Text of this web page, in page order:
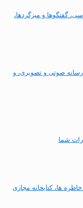
گفتگوها و میزگردها،
رسانه صوتی و تصویری، و